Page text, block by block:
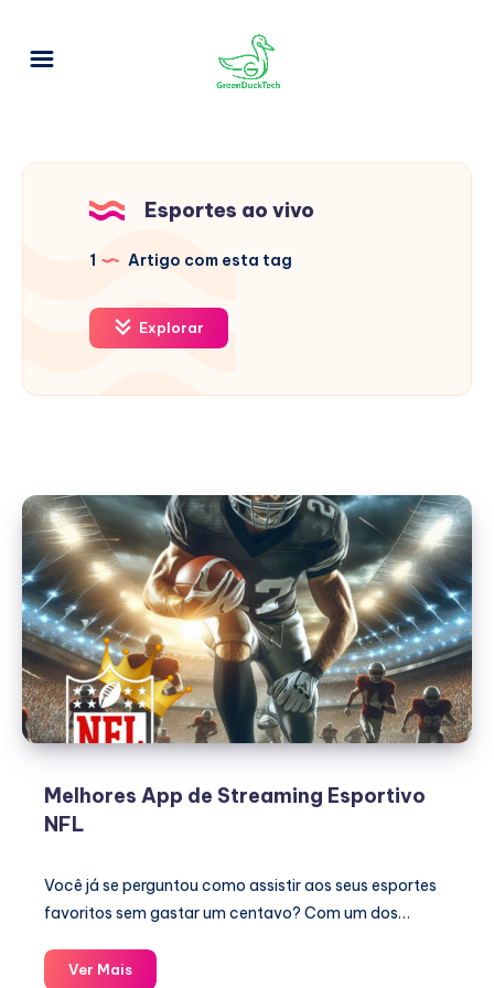
Esportes ao vivo
1 Artigo com esta tag
Explorar
Melhores App de Streaming Esportivo
NFL
Você já se perguntou como assistir aos seus esportes
favoritos sem gastar um centavo? Com um dos…
Ver MaisMelhores